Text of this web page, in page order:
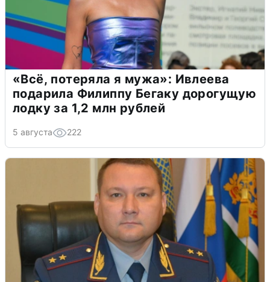
«Всё, потеряла я мужа»: Ивлеева
подарила Филиппу Бегаку дорогущую
лодку за 1,2 млн рублей
5 августа 222